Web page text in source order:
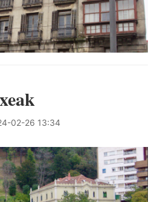
02-26 13:34